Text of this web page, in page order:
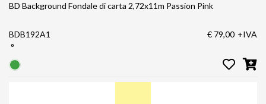
BD Background Fondale di carta 2,72x11m Passion Pink
BDB192A1
°
€ 79,00 +IVA